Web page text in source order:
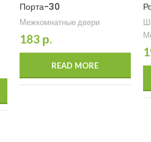
Порта-30
Межкомнатные двери
183 р.
READ MORE